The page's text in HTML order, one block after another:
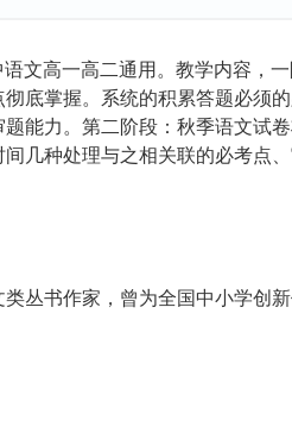
语文高一高二通用。教学内容，
底掌握。系统的积累答题必须
能力。第二阶段：秋季语文试
几种处理与之相关联的必考点
丛书作家，曾为全国中小学创